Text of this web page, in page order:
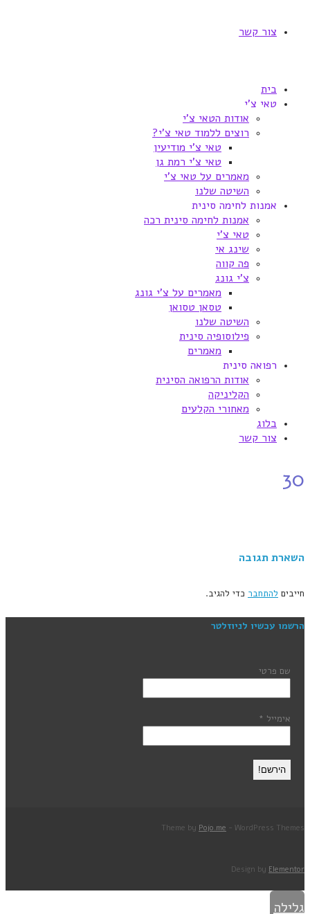
צור קשר
בית
טאי צ'י
אודות הטאי צ'י
רוצים ללמוד טאי צ'י?
טאי צ'י מודיעין
טאי צ'י רמת גן
מאמרים על טאי צ'י
השיטה שלנו
אמנות לחימה סינית
אמנות לחימה סינית רכה
טאי צ'י
שינג אי
פה קווה
צ'י גונג
מאמרים על צ'י גונג
טסאן טסואן
השיטה שלנו
פילוסופיה סינית
מאמרים
רפואה סינית
אודות הרפואה הסינית
הקליניקה
מאחורי הקלעים
בלוג
צור קשר
30
השארת תגובה
חייבים להתחבר כדי להגיב.
הרשמו עכשיו לניוזלטר
שם פרטי
אימייל *
Theme by Pojo.me - WordPress Themes
Design by Elementor
גלילה